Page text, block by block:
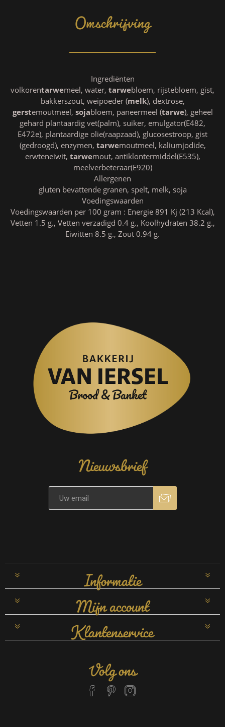
Omschrijving
Ingrediënten
volkorentarwemeel, water, tarwebloem, rijstebloem, gist,
bakkerszout, weipoeder (melk), dextrose,
gerstemoutmeel, sojabloem, paneermeel (tarwe), geheel
gehard plantaardig vet(palm), suiker, emulgator(E482,
E472e), plantaardige olie(raapzaad), glucosestroop, gist
(gedroogd), enzymen, tarwemoutmeel, kaliumjodide,
erwteneiwit, tarwemout, antiklontermiddel(E535),
meelverbeteraar(E920)
Allergenen
gluten bevattende granen, spelt, melk, soja
Voedingswaarden
Voedingswaarden per 100 gram : Energie 891 Kj (213 Kcal),
Vetten 1.5 g., Vetten verzadigd 0.4 g., Koolhydraten 38.2 g.,
Eiwitten 8.5 g., Zout 0.94 g.
Nieuwsbrief
Informatie
Mijn account
Klantenservice
Volg ons